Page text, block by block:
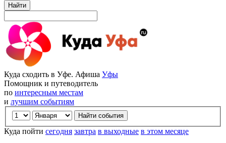
Найти
Куда сходить в Уфе. Афиша Уфы
Помощник и путеводитель
по интересным местам
и лучшим событиям
Куда пойти сегодня завтра в выходные в этом месяце